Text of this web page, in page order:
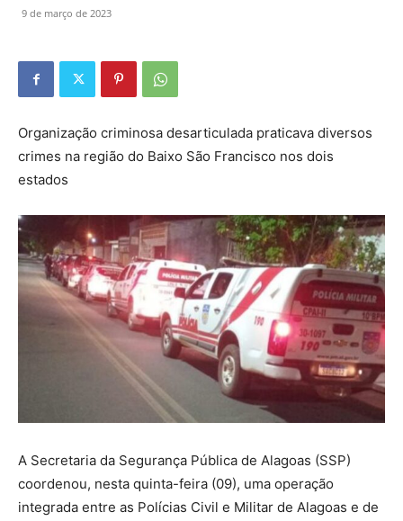
9 de março de 2023
Organização criminosa desarticulada praticava diversos
crimes na região do Baixo São Francisco nos dois
estados
A Secretaria da Segurança Pública de Alagoas (SSP)
coordenou, nesta quinta-feira (09), uma operação
integrada entre as Polícias Civil e Militar de Alagoas e de